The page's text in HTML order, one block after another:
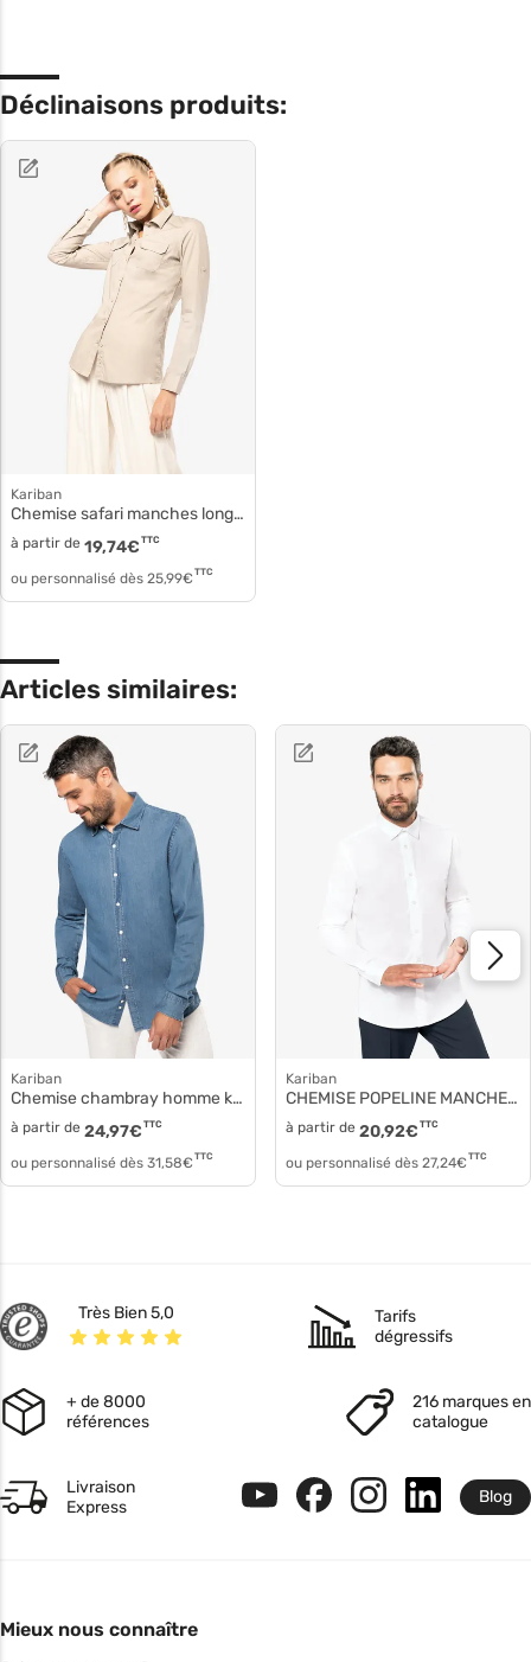
Déclinaisons produits:
Kariban
Chemise safari manches longues femme k591
à partir de 19,74€ TTC
ou personnalisé dès 25,99€ TTC
Articles similaires:
Kariban
Chemise chambray homme k512
à partir de 24,97€ TTC
ou personnalisé dès 31,58€ TTC
Kariban
CHEMISE POPELINE MANCHES LONGUES HOMME k513
à partir de 20,92€ TTC
ou personnalisé dès 27,24€ TTC
Très Bien 5,0
Tarifs
dégressifs
+ de 8000
références
216 marques en
catalogue
Livraison
Express
Blog
Mieux nous connaître